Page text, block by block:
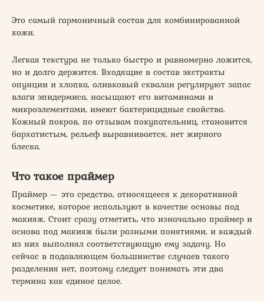
Это самый гармоничный состав для комбинированной
кожи.
Легкая текстура не только быстро и равномерно ложится,
но и долго держится. Входящие в состав экстракты
опунции и хлопка, оливковый сквалан регулируют запас
влаги эпидермиса, насыщают его витаминами и
микроэлементами, имеют бактерицидные свойства.
Кожный покров, по отзывам покупательниц, становится
бархатистым, рельеф выравнивается, нет жирного
блеска.
Что такое праймер
Праймер — это средство, относящееся к декоративной
косметике, которое используют в качестве основы под
макияж. Стоит сразу отметить, что изначально праймер и
основа под макияж были разными понятиями, и каждый
из них выполнял соответствующую ему задачу. Но
сейчас в подавляющем большинстве случаев такого
разделения нет, поэтому следует понимать эти два
термина как единое целое.